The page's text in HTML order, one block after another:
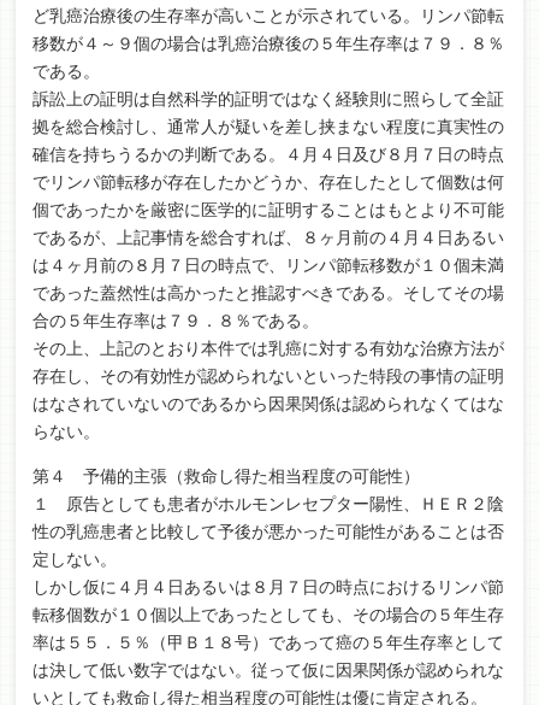
ど乳癌治療後の生存率が高いことが示されている。リンパ節転
移数が４～９個の場合は乳癌治療後の５年生存率は７９．８％
である。
訴訟上の証明は自然科学的証明ではなく経験則に照らして全証
拠を総合検討し、通常人が疑いを差し挟まない程度に真実性の
確信を持ちうるかの判断である。４月４日及び８月７日の時点
でリンパ節転移が存在したかどうか、存在したとして個数は何
個であったかを厳密に医学的に証明することはもとより不可能
であるが、上記事情を総合すれば、８ヶ月前の４月４日あるい
は４ヶ月前の８月７日の時点で、リンパ節転移数が１０個未満
であった蓋然性は高かったと推認すべきである。そしてその場
合の５年生存率は７９．８％である。
その上、上記のとおり本件では乳癌に対する有効な治療方法が
存在し、その有効性が認められないといった特段の事情の証明
はなされていないのであるから因果関係は認められなくてはな
らない。
第４ 予備的主張（救命し得た相当程度の可能性）
１ 原告としても患者がホルモンレセプター陽性、ＨＥＲ２陰
性の乳癌患者と比較して予後が悪かった可能性があることは否
定しない。
しかし仮に４月４日あるいは８月７日の時点におけるリンパ節
転移個数が１０個以上であったとしても、その場合の５年生存
率は５５．５％（甲Ｂ１８号）であって癌の５年生存率として
は決して低い数字ではない。従って仮に因果関係が認められな
いとしても救命し得た相当程度の可能性は優に肯定される。